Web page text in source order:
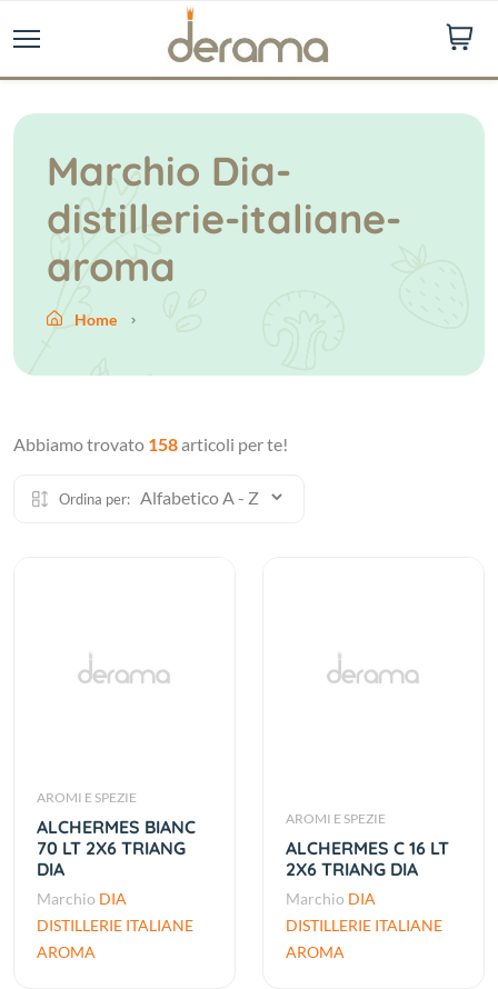
Marchio Dia-
distillerie-italiane-
aroma
Home
Abbiamo trovato 158articoli per te!
Ordina per:
AROMI E SPEZIE
ALCHERMES BIANC
70 LT 2X6 TRIANG
DIA
Marchio DIA
DISTILLERIE ITALIANE
AROMA
AROMI E SPEZIE
ALCHERMES C 16 LT
2X6 TRIANG DIA
Marchio DIA
DISTILLERIE ITALIANE
AROMA